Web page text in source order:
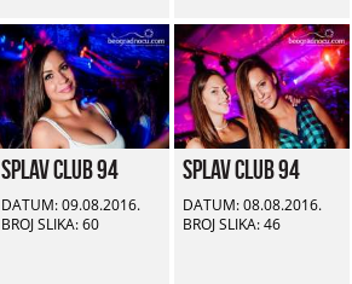
Splav Club 94
DATUM: 09.08.2016.
BROJ SLIKA: 60
Splav Club 94
DATUM: 08.08.2016.
BROJ SLIKA: 46